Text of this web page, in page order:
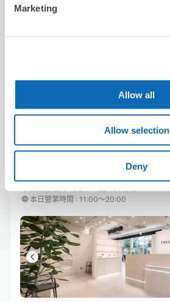
Marketing
Allow all
Allow selection
Deny
預約此店舖
从西鉄福岡（天神）站步行3分钟。
本日營業時間 : 11:00〜20:00